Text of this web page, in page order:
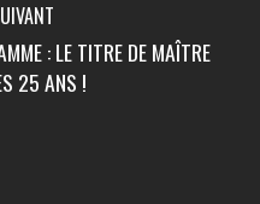
: LE TITRE DE MAÎTRE
25 ANS !